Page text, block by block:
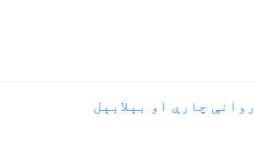
روانې چارې او بېلابېل